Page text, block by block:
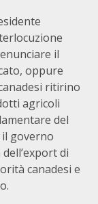
il
oppure
ritirino
agricoli
del
il governo
di
canadesi e